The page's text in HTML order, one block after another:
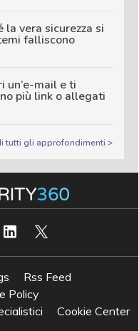
la vera sicurezza si
falliscono
un’e-mail e ti
più link o allegati
tutti gli approfondimenti >
Rss Feed
Policy
Cookie Center